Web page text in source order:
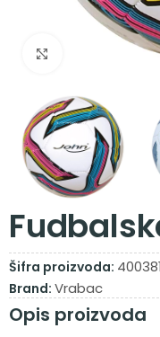
Zumiraj sliku
Šifra proizvoda:
Brand: Vrabac
Opis proizvoda